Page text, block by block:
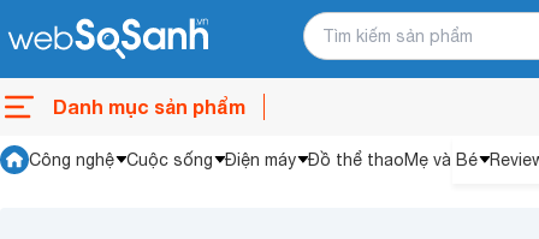
Danh mục sản phẩm
Công nghệ Cuộc sống Điện máy Đồ thể thaoMẹ và Bé